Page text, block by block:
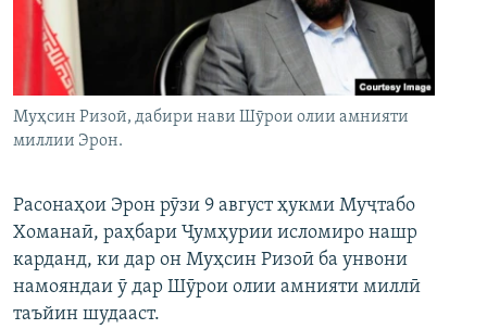
Муҳсин Ризоӣ, дабири нави Шӯрои олии амнияти
миллии Эрон.
Расонаҳои Эрон рӯзи 9 август ҳукми Муҷтабо
Хоманаӣ, раҳбари Ҷумҳурии исломиро нашр
карданд, ки дар он Муҳсин Ризоӣ ба унвони
намояндаи ӯ дар Шӯрои олии амнияти миллӣ
таъйин шудааст.